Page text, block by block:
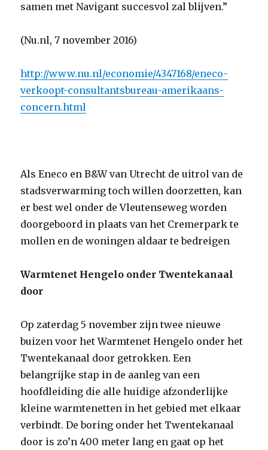
samen met Navigant succesvol zal blijven.”
(Nu.nl, 7 november 2016)
http://www.nu.nl/economie/4347168/eneco-
verkoopt-consultantsbureau-amerikaans-
concern.html
Als Eneco en B&W van Utrecht de uitrol van de
stadsverwarming toch willen doorzetten, kan
er best wel onder de Vleutenseweg worden
doorgeboord in plaats van het Cremerpark te
mollen en de woningen aldaar te bedreigen
Warmtenet Hengelo onder Twentekanaal
door
Op zaterdag 5 november zijn twee nieuwe
buizen voor het Warmtenet Hengelo onder het
Twentekanaal door getrokken. Een
belangrijke stap in de aanleg van een
hoofdleiding die alle huidige afzonderlijke
kleine warmtenetten in het gebied met elkaar
verbindt. De boring onder het Twentekanaal
door is zo’n 400 meter lang en gaat op het